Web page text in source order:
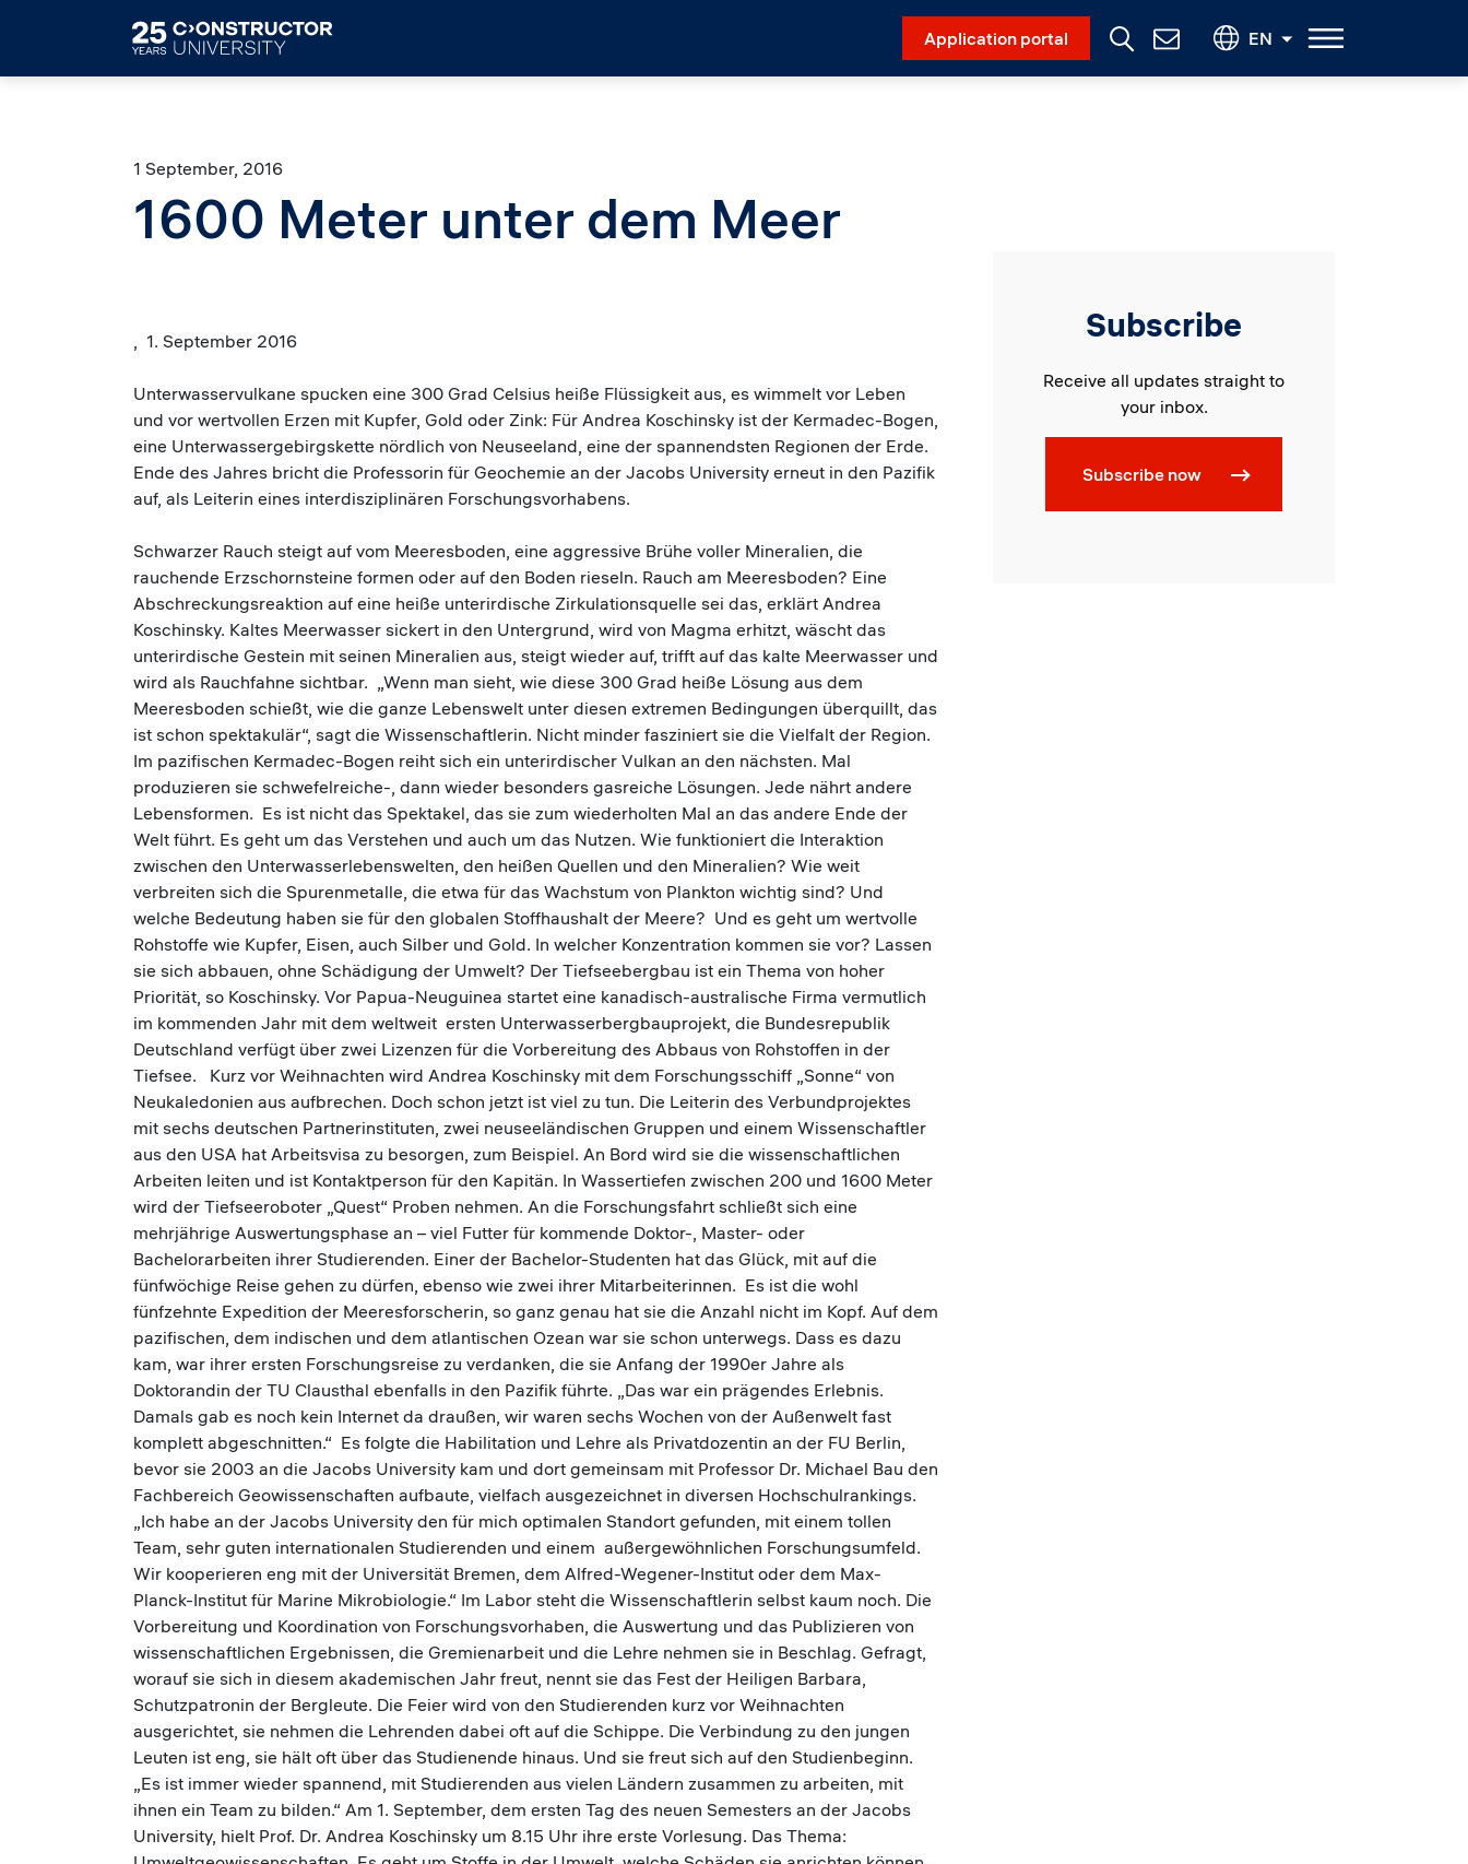
Application portal
Contact
Us
EN
1 September, 2016
1600 Meter unter dem Meer
, 1. September 2016
Unterwasservulkane spucken eine 300 Grad Celsius heiße Flüssigkeit aus, es wimmelt vor Leben
und vor wertvollen Erzen mit Kupfer, Gold oder Zink: Für Andrea Koschinsky ist der Kermadec-Bogen,
eine Unterwassergebirgskette nördlich von Neuseeland, eine der spannendsten Regionen der Erde.
Ende des Jahres bricht die Professorin für Geochemie an der Jacobs University erneut in den Pazifik
auf, als Leiterin eines interdisziplinären Forschungsvorhabens.
Schwarzer Rauch steigt auf vom Meeresboden, eine aggressive Brühe voller Mineralien, die
rauchende Erzschornsteine formen oder auf den Boden rieseln. Rauch am Meeresboden? Eine
Abschreckungsreaktion auf eine heiße unterirdische Zirkulationsquelle sei das, erklärt Andrea
Koschinsky. Kaltes Meerwasser sickert in den Untergrund, wird von Magma erhitzt, wäscht das
unterirdische Gestein mit seinen Mineralien aus, steigt wieder auf, trifft auf das kalte Meerwasser und
wird als Rauchfahne sichtbar. „Wenn man sieht, wie diese 300 Grad heiße Lösung aus dem
Meeresboden schießt, wie die ganze Lebenswelt unter diesen extremen Bedingungen überquillt, das
ist schon spektakulär“, sagt die Wissenschaftlerin. Nicht minder fasziniert sie die Vielfalt der Region.
Im pazifischen Kermadec-Bogen reiht sich ein unterirdischer Vulkan an den nächsten. Mal
produzieren sie schwefelreiche-, dann wieder besonders gasreiche Lösungen. Jede nährt andere
Lebensformen. Es ist nicht das Spektakel, das sie zum wiederholten Mal an das andere Ende der
Welt führt. Es geht um das Verstehen und auch um das Nutzen. Wie funktioniert die Interaktion
zwischen den Unterwasserlebenswelten, den heißen Quellen und den Mineralien? Wie weit
verbreiten sich die Spurenmetalle, die etwa für das Wachstum von Plankton wichtig sind? Und
welche Bedeutung haben sie für den globalen Stoffhaushalt der Meere? Und es geht um wertvolle
Rohstoffe wie Kupfer, Eisen, auch Silber und Gold. In welcher Konzentration kommen sie vor? Lassen
sie sich abbauen, ohne Schädigung der Umwelt? Der Tiefseebergbau ist ein Thema von hoher
Priorität, so Koschinsky. Vor Papua-Neuguinea startet eine kanadisch-australische Firma vermutlich
im kommenden Jahr mit dem weltweit ersten Unterwasserbergbauprojekt, die Bundesrepublik
Deutschland verfügt über zwei Lizenzen für die Vorbereitung des Abbaus von Rohstoffen in der
Tiefsee. Kurz vor Weihnachten wird Andrea Koschinsky mit dem Forschungsschiff „Sonne“ von
Neukaledonien aus aufbrechen. Doch schon jetzt ist viel zu tun. Die Leiterin des Verbundprojektes
mit sechs deutschen Partnerinstituten, zwei neuseeländischen Gruppen und einem Wissenschaftler
aus den USA hat Arbeitsvisa zu besorgen, zum Beispiel. An Bord wird sie die wissenschaftlichen
Arbeiten leiten und ist Kontaktperson für den Kapitän. In Wassertiefen zwischen 200 und 1600 Meter
wird der Tiefseeroboter „Quest“ Proben nehmen. An die Forschungsfahrt schließt sich eine
mehrjährige Auswertungsphase an – viel Futter für kommende Doktor-, Master- oder
Bachelorarbeiten ihrer Studierenden. Einer der Bachelor-Studenten hat das Glück, mit auf die
fünfwöchige Reise gehen zu dürfen, ebenso wie zwei ihrer Mitarbeiterinnen. Es ist die wohl
fünfzehnte Expedition der Meeresforscherin, so ganz genau hat sie die Anzahl nicht im Kopf. Auf dem
pazifischen, dem indischen und dem atlantischen Ozean war sie schon unterwegs. Dass es dazu
kam, war ihrer ersten Forschungsreise zu verdanken, die sie Anfang der 1990er Jahre als
Doktorandin der TU Clausthal ebenfalls in den Pazifik führte. „Das war ein prägendes Erlebnis.
Damals gab es noch kein Internet da draußen, wir waren sechs Wochen von der Außenwelt fast
komplett abgeschnitten.“ Es folgte die Habilitation und Lehre als Privatdozentin an der FU Berlin,
bevor sie 2003 an die Jacobs University kam und dort gemeinsam mit Professor Dr. Michael Bau den
Fachbereich Geowissenschaften aufbaute, vielfach ausgezeichnet in diversen Hochschulrankings.
„Ich habe an der Jacobs University den für mich optimalen Standort gefunden, mit einem tollen
Team, sehr guten internationalen Studierenden und einem außergewöhnlichen Forschungsumfeld.
Wir kooperieren eng mit der Universität Bremen, dem Alfred-Wegener-Institut oder dem Max-
Planck-Institut für Marine Mikrobiologie.“ Im Labor steht die Wissenschaftlerin selbst kaum noch. Die
Vorbereitung und Koordination von Forschungsvorhaben, die Auswertung und das Publizieren von
wissenschaftlichen Ergebnissen, die Gremienarbeit und die Lehre nehmen sie in Beschlag. Gefragt,
worauf sie sich in diesem akademischen Jahr freut, nennt sie das Fest der Heiligen Barbara,
Schutzpatronin der Bergleute. Die Feier wird von den Studierenden kurz vor Weihnachten
ausgerichtet, sie nehmen die Lehrenden dabei oft auf die Schippe. Die Verbindung zu den jungen
Leuten ist eng, sie hält oft über das Studienende hinaus. Und sie freut sich auf den Studienbeginn.
„Es ist immer wieder spannend, mit Studierenden aus vielen Ländern zusammen zu arbeiten, mit
ihnen ein Team zu bilden.“ Am 1. September, dem ersten Tag des neuen Semesters an der Jacobs
University, hielt Prof. Dr. Andrea Koschinsky um 8.15 Uhr ihre erste Vorlesung. Das Thema:
Subscribe
Receive all updates straight to
your inbox.
Subscribe now